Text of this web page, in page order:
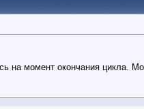
на момент окончания цикла.